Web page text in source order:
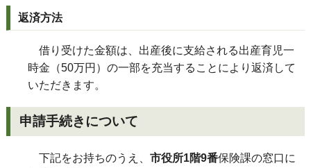
返済方法
借り受けた金額は、出産後に支給される出産育児一
時金（50万円）の一部を充当することにより返済して
いただきます。
申請手続きについて
下記をお持ちのうえ、 市役所1階9番保険課の窓口に